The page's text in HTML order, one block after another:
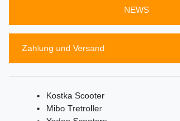
NEWS
Zahlung und Versand
Kostka Scooter
Mibo Tretroller